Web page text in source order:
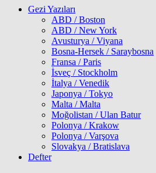
Gezi Yazıları
ABD / Boston
ABD / New York
Avusturya / Viyana
Bosna-Hersek / Saraybosna
Fransa / Paris
İsveç / Stockholm
İtalya / Venedik
Japonya / Tokyo
Malta / Malta
Moğolistan / Ulan Batur
Polonya / Krakow
Polonya / Varşova
Slovakya / Bratislava
Defter